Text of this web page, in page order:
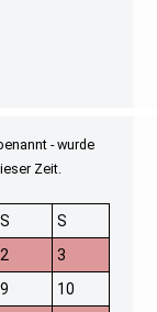
- wurde
Zeit.
S
S
2
3
9
10